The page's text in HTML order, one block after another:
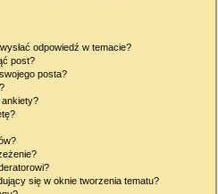
odpowiedź w temacie?
post?
posta?
się w oknie tworzenia tematu?